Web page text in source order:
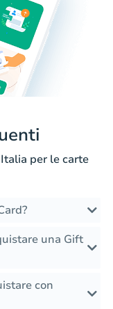
per le carte
una Gift
con